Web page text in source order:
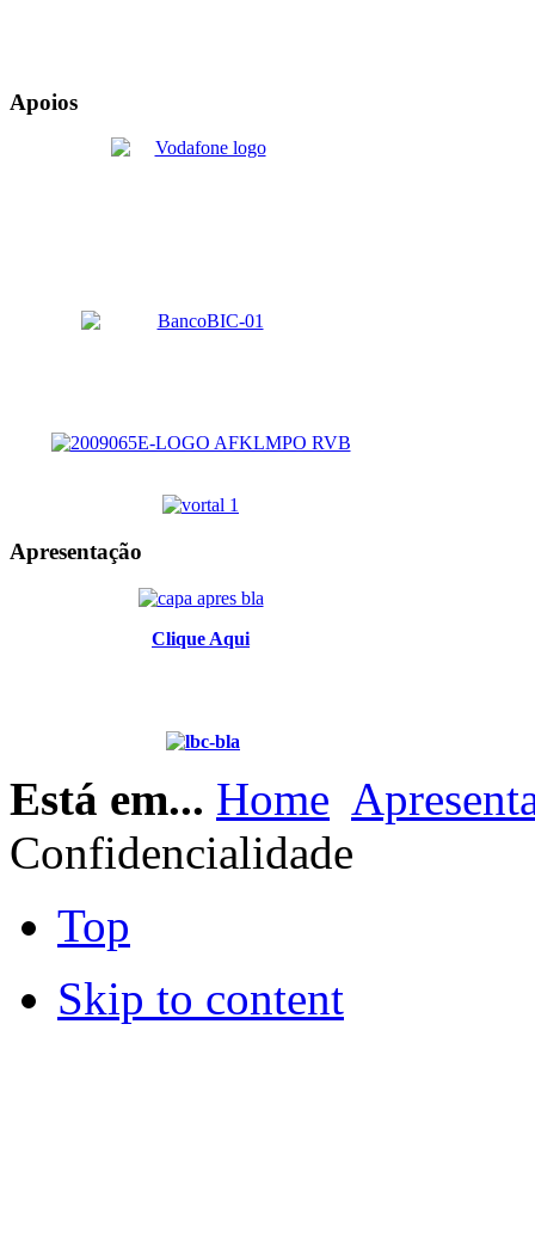
Apoios
Apresentação
Clique Aqui
Está em... Home
Confidencialidade
Top
Skip to content